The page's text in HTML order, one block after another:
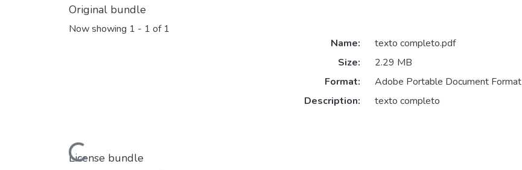
Original bundle
Now showing 1 - 1 of 1
Loading...
Name:
texto completo.pdf
Size:
2.29 MB
Format:
Adobe Portable Document Format
Description:
texto completo
License bundle